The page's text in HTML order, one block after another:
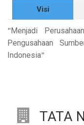
Visi
"Menjadi
Pengusahaan
Indonesia"
TATA